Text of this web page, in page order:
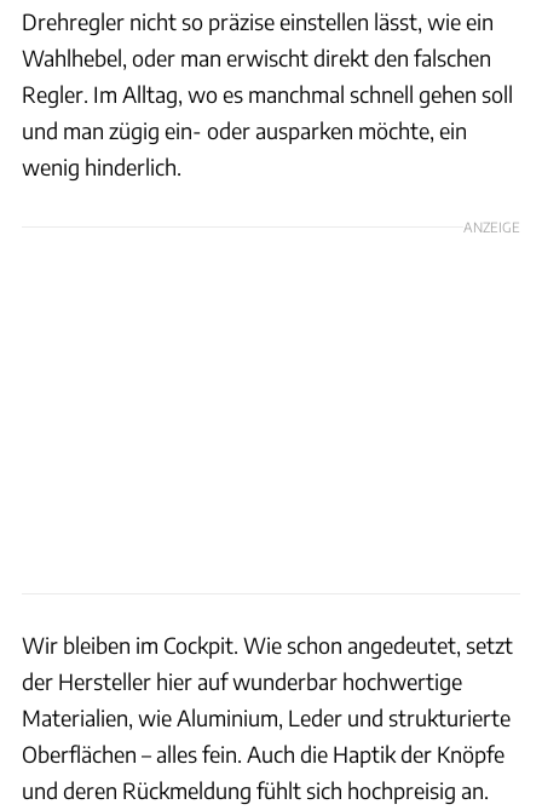
Drehregler nicht so präzise einstellen lässt, wie ein
Wahlhebel, oder man erwischt direkt den falschen
Regler. Im Alltag, wo es manchmal schnell gehen soll
und man zügig ein- oder ausparken möchte, ein
wenig hinderlich.
ANZEIGE
Wir bleiben im Cockpit. Wie schon angedeutet, setzt
der Hersteller hier auf wunderbar hochwertige
Materialien, wie Aluminium, Leder und strukturierte
Oberflächen – alles fein. Auch die Haptik der Knöpfe
und deren Rückmeldung fühlt sich hochpreisig an.